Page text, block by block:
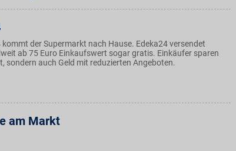
kommt der Supermarkt nach Hause. Edeka24 versendet
ab 75 Euro Einkaufswert sogar gratis. Einkäufer sparen
sondern auch Geld mit reduzierten Angeboten.
am Markt